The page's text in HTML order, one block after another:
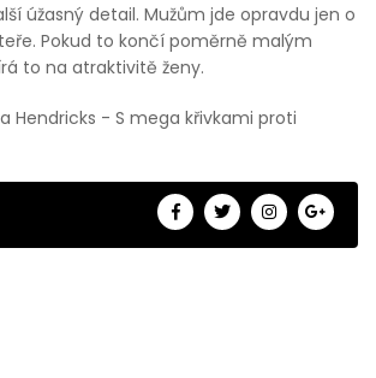
úžasný detail. Mužům jde opravdu jen o
Pokud to končí poměrně malým
to na atraktivitě ženy.
Hendricks - S mega křivkami proti